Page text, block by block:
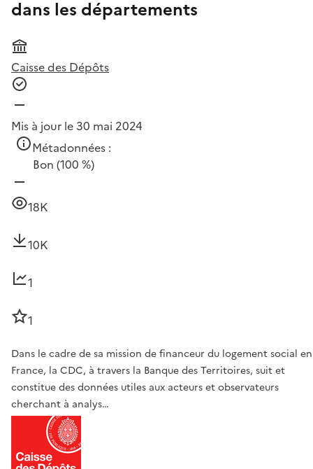
dans les départements
Caisse des Dépôts
Mis à jour le 30 mai 2024
Métadonnées :
Bon (100 %)
18K
10K
1
1
Dans le cadre de sa mission de financeur du logement social en
France, la CDC, à travers la Banque des Territoires, suit et
constitue des données utiles aux acteurs et observateurs
cherchant à analys…